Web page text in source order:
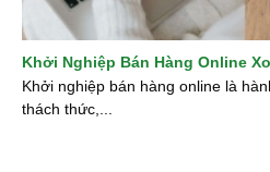
Khởi Nghiệp Bán Hàng Online
Khởi nghiệp bán hàng online là
thách thức,...